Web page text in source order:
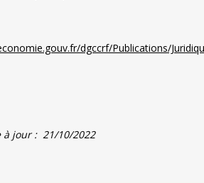
dgccrf/Publications/
à jour : 21/10/2022